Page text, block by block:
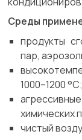
Среды
продукты
пар,
1000–1200 °C;
химических
чистый